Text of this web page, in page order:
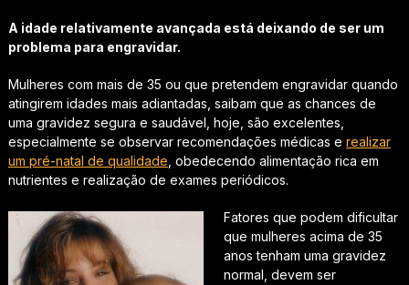
A idade relativamente avançada está deixando de ser um
problema para engravidar.
Mulheres com mais de 35 ou que pretendem engravidar quando
atingirem idades mais adiantadas, saibam que as chances de
uma gravidez segura e saudável, hoje, são excelentes,
especialmente se observar recomendações médicas e realizar
um pré-natal de qualidade , obedecendo alimentação rica em
nutrientes e realização de exames periódicos.
Fatores que podem dificultar
que mulheres acima de 35
anos tenham uma gravidez
normal, devem ser